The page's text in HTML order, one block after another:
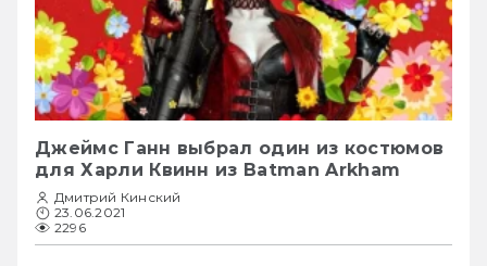
Джеймс Ганн выбрал один из костюмов
для Харли Квинн из Batman Arkham
Дмитрий Кинский
23.06.2021
2296